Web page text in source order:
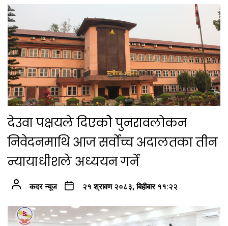
देउवा पक्षयले दिएकोे पुनरावलोकन
निवेदनमाथि आज सर्वोच्च अदालतका तीन
न्यायाधीशले अध्ययन गर्ने
कदर न्यूज २१ श्रावण २०८३, बिहीबार ११:२२